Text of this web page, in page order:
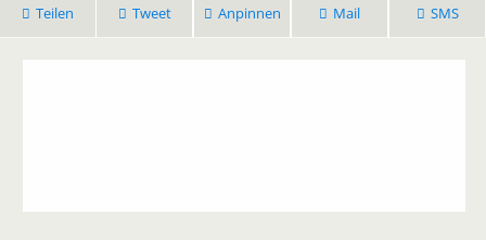
Teilen Tweet Anpinnen Mail SMS